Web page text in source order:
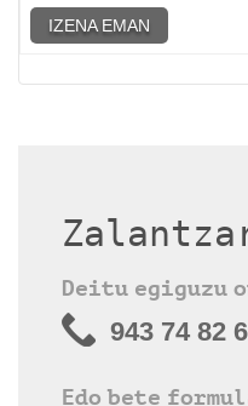
IZENA EMAN
Deitu egiguzu
943 74 82
Edo bete